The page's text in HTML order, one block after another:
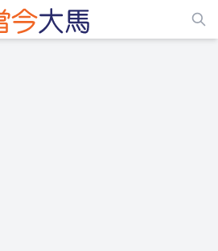
ADS